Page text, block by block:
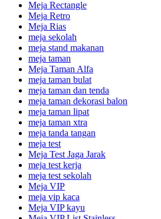
Meja Rectangle
Meja Retro
Meja Rias
meja sekolah
meja stand makanan
meja taman
Meja Taman Alfa
meja taman bulat
meja taman dan tenda
meja taman dekorasi balon
meja taman lipat
meja taman xtra
meja tanda tangan
meja test
Meja Test Jaga Jarak
meja test kerja
meja test sekolah
Meja VIP
meja vip kaca
Meja VIP kayu